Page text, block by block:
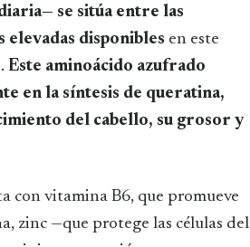
se sitúa entre las
elevadas disponibles en este
Este aminoácido azufrado
en la síntesis de queratina,
del cabello, su grosor y
con vitamina B6, que promueve
zinc —que protege las células del